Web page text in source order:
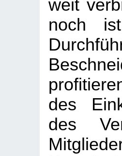
weit
noch
des
des